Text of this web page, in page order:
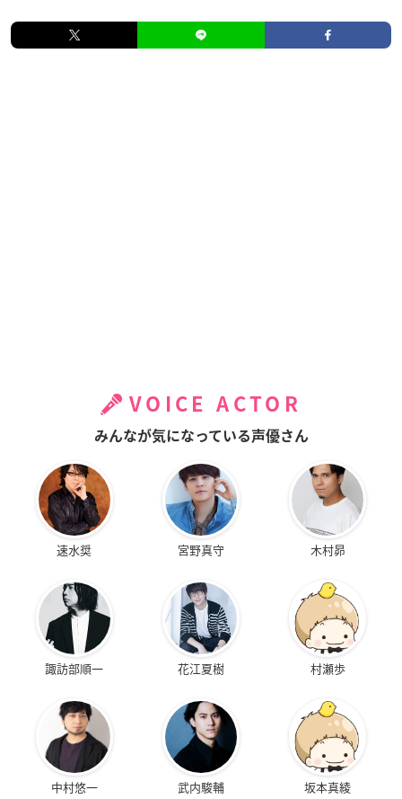
VOICE ACTOR
みんなが気になっている声優さん
速水奨 宮野真守 木村昴
諏訪部順一 花江夏樹 村瀬歩
中村悠一 武内駿輔 坂本真綾